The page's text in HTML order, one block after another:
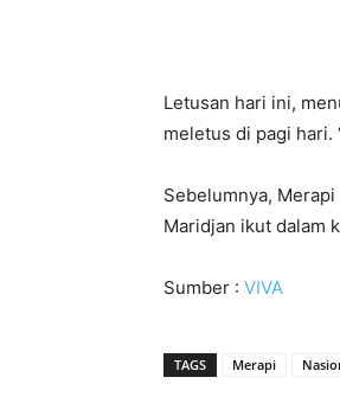
Letusan hari ini,
meletus di pagi hari.
Sebelumnya,
Maridjan ikut dalam
Sumber : VIVA
TAGS Merapi